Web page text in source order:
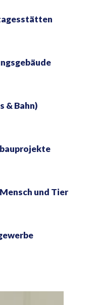
& Bahn)
und Tier